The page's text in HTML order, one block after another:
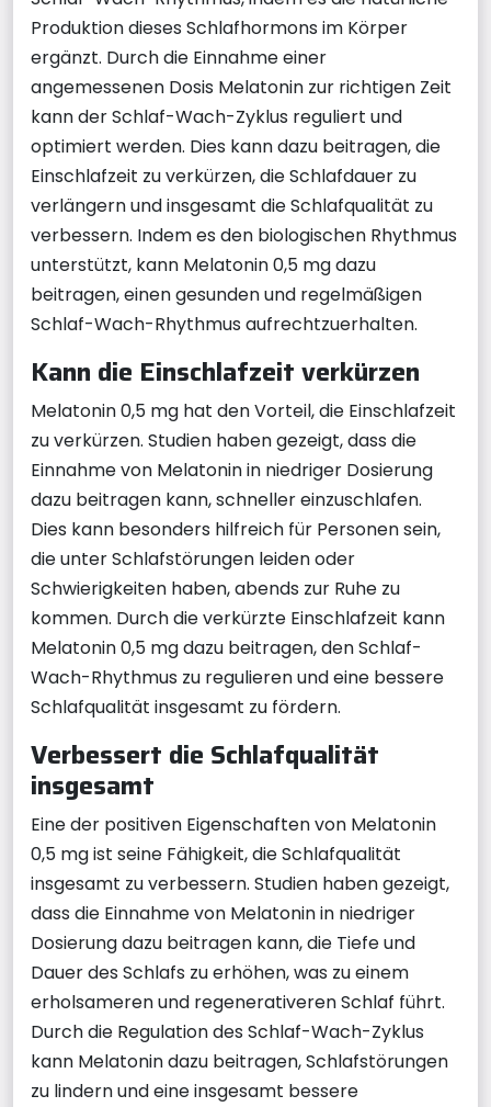
Produktion dieses Schlafhormons im Körper
ergänzt. Durch die Einnahme einer
angemessenen Dosis Melatonin zur richtigen Zeit
kann der Schlaf-Wach-Zyklus reguliert und
optimiert werden. Dies kann dazu beitragen, die
Einschlafzeit zu verkürzen, die Schlafdauer zu
verlängern und insgesamt die Schlafqualität zu
verbessern. Indem es den biologischen Rhythmus
unterstützt, kann Melatonin 0,5 mg dazu
beitragen, einen gesunden und regelmäßigen
Schlaf-Wach-Rhythmus aufrechtzuerhalten.
Kann die Einschlafzeit verkürzen
Melatonin 0,5 mg hat den Vorteil, die Einschlafzeit
zu verkürzen. Studien haben gezeigt, dass die
Einnahme von Melatonin in niedriger Dosierung
dazu beitragen kann, schneller einzuschlafen.
Dies kann besonders hilfreich für Personen sein,
die unter Schlafstörungen leiden oder
Schwierigkeiten haben, abends zur Ruhe zu
kommen. Durch die verkürzte Einschlafzeit kann
Melatonin 0,5 mg dazu beitragen, den Schlaf-
Wach-Rhythmus zu regulieren und eine bessere
Schlafqualität insgesamt zu fördern.
Verbessert die Schlafqualität
insgesamt
Eine der positiven Eigenschaften von Melatonin
0,5 mg ist seine Fähigkeit, die Schlafqualität
insgesamt zu verbessern. Studien haben gezeigt,
dass die Einnahme von Melatonin in niedriger
Dosierung dazu beitragen kann, die Tiefe und
Dauer des Schlafs zu erhöhen, was zu einem
erholsameren und regenerativeren Schlaf führt.
Durch die Regulation des Schlaf-Wach-Zyklus
kann Melatonin dazu beitragen, Schlafstörungen
zu lindern und eine insgesamt bessere